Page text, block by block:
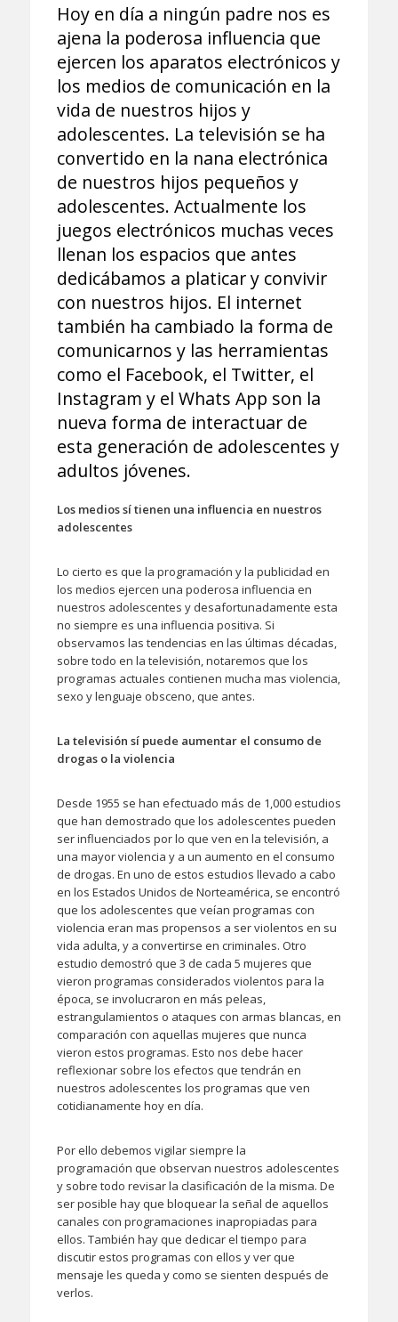
Hoy en día a ningún padre nos es
ajena la poderosa influencia que
ejercen los aparatos electrónicos y
los medios de comunicación en la
vida de nuestros hijos y
adolescentes. La televisión se ha
convertido en la nana electrónica
de nuestros hijos pequeños y
adolescentes. Actualmente los
juegos electrónicos muchas veces
llenan los espacios que antes
dedicábamos a platicar y convivir
con nuestros hijos. El internet
también ha cambiado la forma de
comunicarnos y las herramientas
como el Facebook, el Twitter, el
Instagram y el Whats App son la
nueva forma de interactuar de
esta generación de adolescentes y
adultos jóvenes.
Los medios sí tienen una influencia en nuestros
adolescentes
Lo cierto es que la programación y la publicidad en
los medios ejercen una poderosa influencia en
nuestros adolescentes y desafortunadamente esta
no siempre es una influencia positiva. Si
observamos las tendencias en las últimas décadas,
sobre todo en la televisión, notaremos que los
programas actuales contienen mucha mas violencia,
sexo y lenguaje obsceno, que antes.
La televisión sí puede aumentar el consumo de
drogas o la violencia
Desde 1955 se han efectuado más de 1,000 estudios
que han demostrado que los adolescentes pueden
ser influenciados por lo que ven en la televisión, a
una mayor violencia y a un aumento en el consumo
de drogas. En uno de estos estudios llevado a cabo
en los Estados Unidos de Norteamérica, se encontró
que los adolescentes que veían programas con
violencia eran mas propensos a ser violentos en su
vida adulta, y a convertirse en criminales. Otro
estudio demostró que 3 de cada 5 mujeres que
vieron programas considerados violentos para la
época, se involucraron en más peleas,
estrangulamientos o ataques con armas blancas, en
comparación con aquellas mujeres que nunca
vieron estos programas. Esto nos debe hacer
reflexionar sobre los efectos que tendrán en
nuestros adolescentes los programas que ven
cotidianamente hoy en día.
Por ello debemos vigilar siempre la
programación que observan nuestros adolescentes
y sobre todo revisar la clasificación de la misma. De
ser posible hay que bloquear la señal de aquellos
canales con programaciones inapropiadas para
ellos. También hay que dedicar el tiempo para
discutir estos programas con ellos y ver que
mensaje les queda y como se sienten después de
verlos.